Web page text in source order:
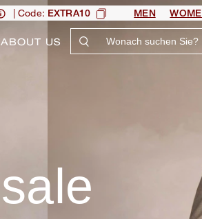
| Code: EXTRA10 MEN
ABOUT US
sale